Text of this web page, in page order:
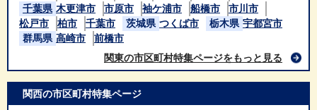
千葉県 木更津市 市原市 袖ケ浦市 船橋市
市川市
松戸市
柏市 千葉市 茨城県 つくば市 栃木県 宇都宮市
群馬県 高崎市
前橋市
関東の市区町村特集ページをもっと見る
関西の市区町村特集ページ